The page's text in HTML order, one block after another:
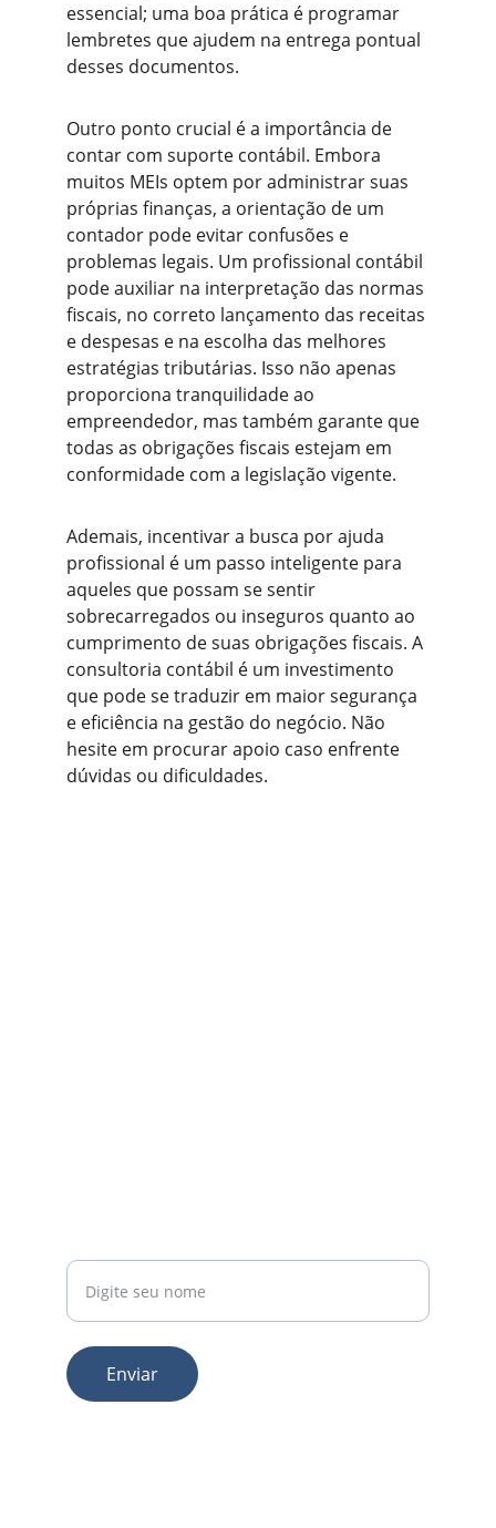
essencial; uma boa prática é programar
lembretes que ajudem na entrega pontual
desses documentos.
Outro ponto crucial é a importância de
contar com suporte contábil. Embora
muitos MEIs optem por administrar suas
próprias finanças, a orientação de um
contador pode evitar confusões e
problemas legais. Um profissional contábil
pode auxiliar na interpretação das normas
fiscais, no correto lançamento das receitas
e despesas e na escolha das melhores
estratégias tributárias. Isso não apenas
proporciona tranquilidade ao
empreendedor, mas também garante que
todas as obrigações fiscais estejam em
conformidade com a legislação vigente.
Ademais, incentivar a busca por ajuda
profissional é um passo inteligente para
aqueles que possam se sentir
sobrecarregados ou inseguros quanto ao
cumprimento de suas obrigações fiscais. A
consultoria contábil é um investimento
que pode se traduzir em maior segurança
e eficiência na gestão do negócio. Não
hesite em procurar apoio caso enfrente
dúvidas ou dificuldades.
Enviar